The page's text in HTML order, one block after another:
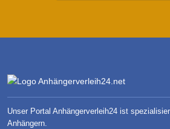
Unser Portal Anhängerverleih24 ist
Anhängern.